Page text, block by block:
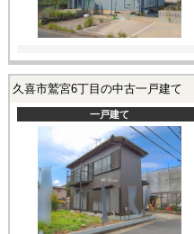
久喜市鷲宮6丁目の中古一戸建て
一戸建て